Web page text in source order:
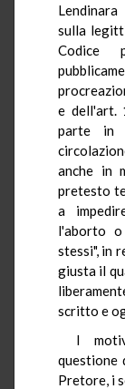
sulla
Codice
e dell'art.
parte in
anche in
pretesto
a
l'aborto
stessi", in
giusta il
scritto e
I
questione
Pretore, i